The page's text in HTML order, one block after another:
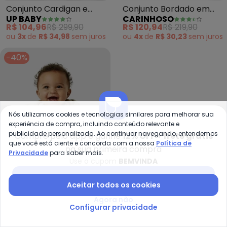
Conjunto Cardigan e
Calça Bebê (Preto)
UP BABY
R$ 104,96R$ 299,90
ou 3x de R$ 34,98 semjuros
Conjunto Bordado em
Moletom (Bege)
CARINHOSO
R$ 120,94R$ 219,90
ou 4x de R$ 30,23 semjuros
-40%
Malwee Kids - Conjunto
Conjunto Ursinho 3 Peças
(Taupe)
Conjunto Infantil Menino
de Dinossauro (Verde)
Compre pelo app e ganhe12% OFF + frete grátis
na sua primeira compra
Nós utilizamos cookies e tecnologias similares para melhorar sua
experiência de compra, incluindo conteúdo relevante e
publicidade personalizada. Ao continuar navegando, entendemos
que você está ciente e concorda com a nossa Política de
Privacidadepara saber mais.
Aceitar todos os cookies
Configurar privacidade